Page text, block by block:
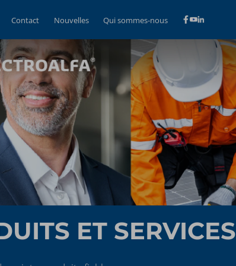
Contact Nouvelles Qui sommes-nous
ET SERVICES